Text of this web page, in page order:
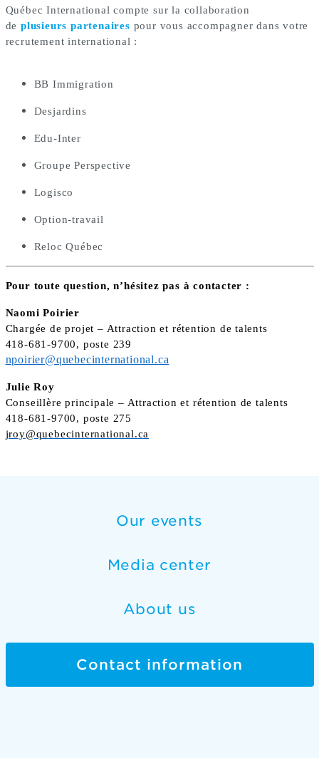
Québec International compte sur la collaboration
de plusieurs partenaires pour vous accompagner dans votre
recrutement international :
BB Immigration
Desjardins
Edu-Inter
Groupe Perspective
Logisco
Option-travail
Reloc Québec
Pour toute question, n’hésitez pas à contacter :
Naomi Poirier
Chargée de projet – Attraction et rétention de talents
418-681-9700, poste 239
npoirier@quebecinternational.ca
Julie Roy
Conseillère principale – Attraction et rétention de talents
418-681-9700, poste 275
jroy@quebecinternational.ca
Our events
Media center
About us
Contact information